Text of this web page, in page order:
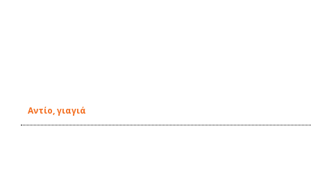
Αντίο, γιαγιά